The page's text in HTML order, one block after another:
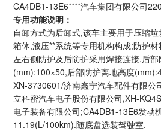
CA4DB1-13E6****汽车集团有限公司
专用功能说明：
自卸方式为后卸式,该车主要用于压缩
箱体,液压**系统等专用机构构成;防护
左右侧防护及后防护采用焊接连接,后
(mm):100×50,后部防护离地高度
XN-3730601/济南鑫宁汽车配件有限公
立科密汽车电子股份有限公司,XH-
电子装备有限公司;CA4DB1-13E6发动
11.19(L/100km).随底盘选装驾驶室.